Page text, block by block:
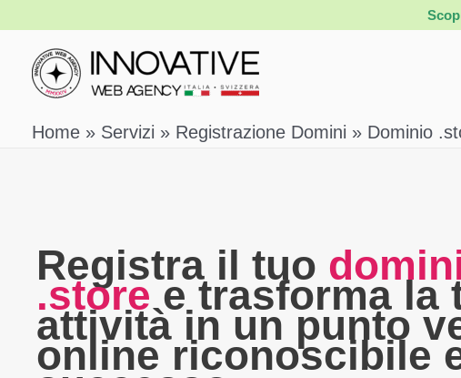
contenuto
Home Servizi Registrazione Domini Dominio
Registra il tuo
.store e trasforma la
attività in un punto
online riconoscibile